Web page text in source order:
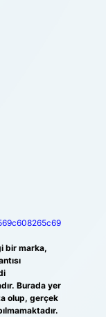
bir marka,
Burada yer
olup, gerçek